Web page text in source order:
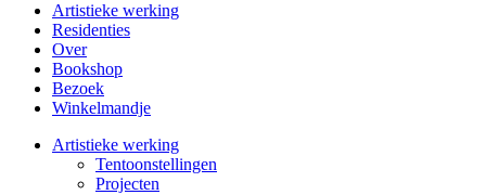
Artistieke werking
Residenties
Over
Bookshop
Bezoek
Winkelmandje
Artistieke werking
Tentoonstellingen
Projecten